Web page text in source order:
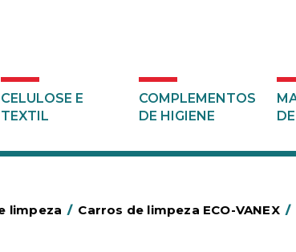
CELULOSE E
TEXTIL
COMPLEMENTOS
DE HIGIENE
limpeza / Carros de limpeza ECO-VANEX /